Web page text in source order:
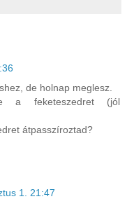
de holnap meglesz.
a feketeszedret (jól
átpasszíroztad?
1. 21:47